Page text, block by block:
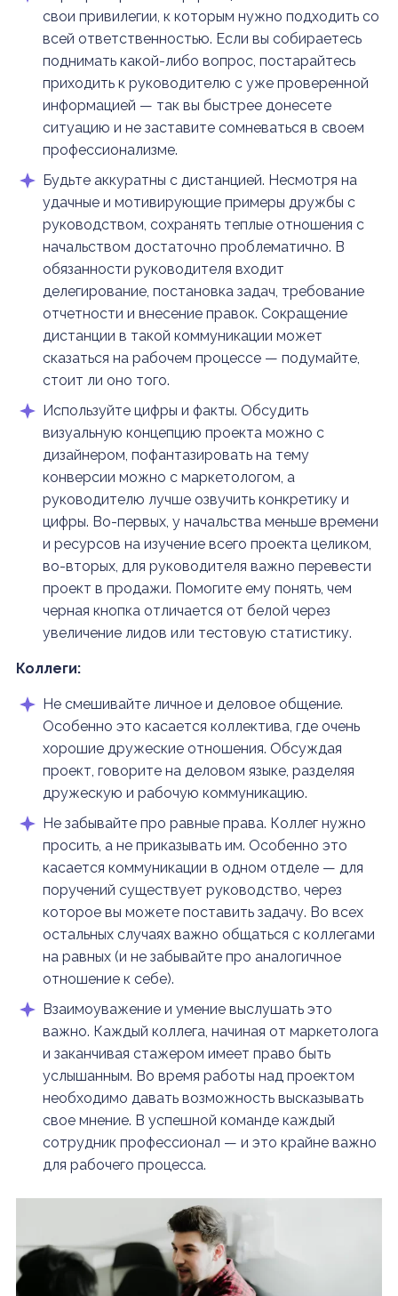
свои привилегии, к которым нужно подходить со
всей ответственностью. Если вы собираетесь
поднимать какой-либо вопрос, постарайтесь
приходить к руководителю с уже проверенной
информацией — так вы быстрее донесете
ситуацию и не заставите сомневаться в своем
профессионализме.
Будьте аккуратны с дистанцией. Несмотря на
удачные и мотивирующие примеры дружбы с
руководством, сохранять теплые отношения с
начальством достаточно проблематично. В
обязанности руководителя входит
делегирование, постановка задач, требование
отчетности и внесение правок. Сокращение
дистанции в такой коммуникации может
сказаться на рабочем процессе — подумайте,
стоит ли оно того.
Используйте цифры и факты. Обсудить
визуальную концепцию проекта можно с
дизайнером, пофантазировать на тему
конверсии можно с маркетологом, а
руководителю лучше озвучить конкретику и
цифры. Во-первых, у начальства меньше времени
и ресурсов на изучение всего проекта целиком,
во-вторых, для руководителя важно перевести
проект в продажи. Помогите ему понять, чем
черная кнопка отличается от белой через
увеличение лидов или тестовую статистику.
Коллеги:
Не смешивайте личное и деловое общение.
Особенно это касается коллектива, где очень
хорошие дружеские отношения. Обсуждая
проект, говорите на деловом языке, разделяя
дружескую и рабочую коммуникацию.
Не забывайте про равные права. Коллег нужно
просить, а не приказывать им. Особенно это
касается коммуникации в одном отделе — для
поручений существует руководство, через
которое вы можете поставить задачу. Во всех
остальных случаях важно общаться с коллегами
на равных (и не забывайте про аналогичное
отношение к себе).
Взаимоуважение и умение выслушать это
важно. Каждый коллега, начиная от маркетолога
и заканчивая стажером имеет право быть
услышанным. Во время работы над проектом
необходимо давать возможность высказывать
свое мнение. В успешной команде каждый
сотрудник профессионал — и это крайне важно
для рабочего процесса.